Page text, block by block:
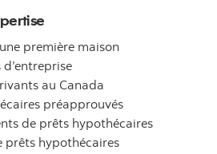
première maison
au Canada
préapprouvés
de prêts hypothécaires
prêts hypothécaires